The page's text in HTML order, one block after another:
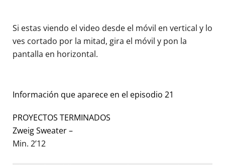
Si estas viendo el video desde el móvil en vertical y lo
ves cortado por la mitad, gira el móvil y pon la
pantalla en horizontal.
Información que aparece en el episodio 21
PROYECTOS TERMINADOS
Zweig Sweater –
Min. 2’12